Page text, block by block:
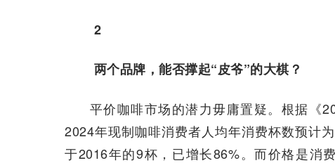
2
两个品牌，能否撑起“皮爷”的大棋？
平价咖啡市场的潜力毋庸置疑。根据《
2024年现制咖啡消费者人均年消费杯数预计
于2016年的9杯，已增长86%。而价格是消